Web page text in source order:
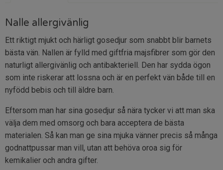
Nalle allergivänlig
Ett riktigt mjukt och härligt gosedjur som snabbt blir barnets
bästa vän. Nallen är fylld med giftfria majsfibrer som gör den
naturligt allergivänlig och antibakteriell. Den har sydda ögon
som inte riskerar att lossna och är en perfekt vän både till en
nyfödd bebis och till äldre barn.
Eftersom man har sina gosedjur så nära tycker vi att man ska
välja dem med omsorg och bara acceptera de bästa
materialen. Så kan man ge sina mjuka vänner precis så många
godnattpussar man vill, utan att behöva oroa sig för
kemikalier och andra gifter.